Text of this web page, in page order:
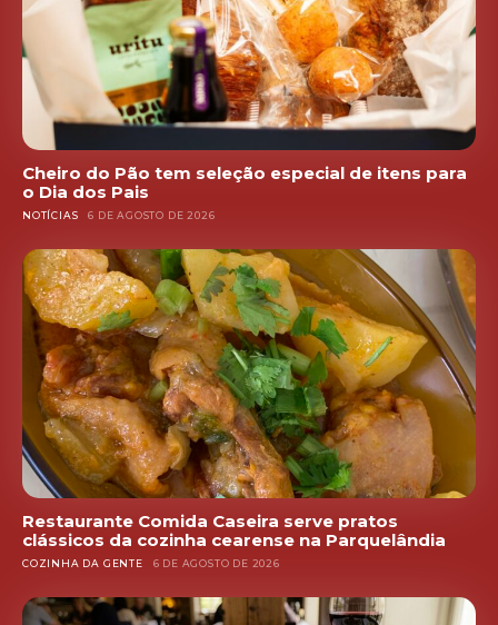
Cheiro do Pão tem seleção especial de itens para
o Dia dos Pais
NOTÍCIAS 6 DE AGOSTO DE 2026
Restaurante Comida Caseira serve pratos
clássicos da cozinha cearense na Parquelândia
COZINHA DA GENTE 6 DE AGOSTO DE 2026